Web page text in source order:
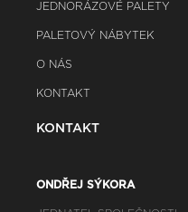
JEDNORÁZOVÉ PALETY
PALETOVÝ NÁBYTEK
O NÁS
KONTAKT
KONTAKT
ONDŘEJ SÝKORA